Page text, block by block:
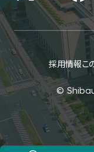
採用情報こ
©